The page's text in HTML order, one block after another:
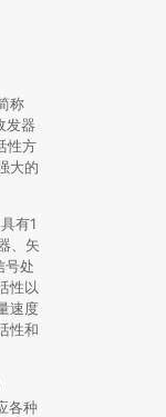
称
发器
性方
大的
有1
、矢
号处
性以
速度
性和
各种